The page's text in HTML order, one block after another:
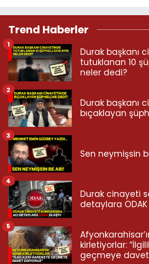
Trend Haberler
Durak başkanı
tutuklanan 10
neler dedi?
1
Durak başkanı
bıçaklayan
2
Sen neymişsin
3
Durak cinayeti
detaylara ODAK
4
kirletiyorlar:
geçmeye davet
5